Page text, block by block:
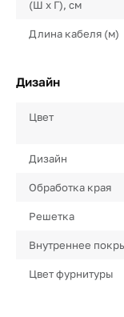
(Ш х Г), см
Длина кабеля (м)
Дизайн
Цвет
Дизайн
Обработка края
Решетка
Внутреннее
Цвет фурнитуры